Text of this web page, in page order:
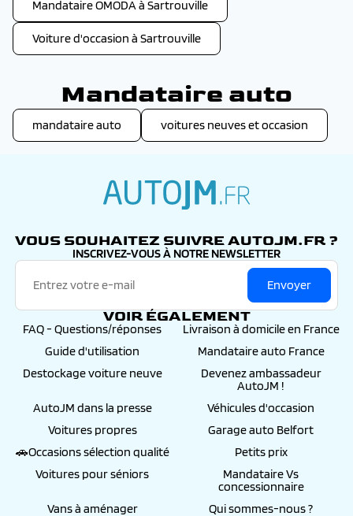
Mandataire OMODA à Sartrouville
Voiture d'occasion à Sartrouville
Mandataire auto
mandataire auto voitures neuves et occasion
VOUS SOUHAITEZ SUIVRE AUTOJM.FR ?
INSCRIVEZ-VOUS À NOTRE NEWSLETTER
Envoyer
VOIR ÉGALEMENT
FAQ - Questions/réponses
Livraison à domicile en France
Guide d'utilisation
Mandataire auto France
Destockage voiture neuve
Devenez ambassadeur
AutoJM !
AutoJM dans la presse
Véhicules d'occasion
Voitures propres
Garage auto Belfort
🚗Occasions sélection qualité
Petits prix
Voitures pour séniors
Mandataire Vs
concessionnaire
Vans à aménager
Qui sommes-nous ?